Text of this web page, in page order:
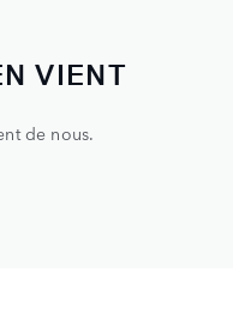
VIENT
de nous.